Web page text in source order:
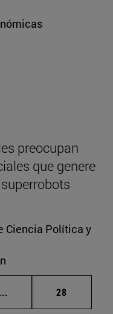
preocupan
que genere
Ciencia Política y
... Páginas intermedias
Página
28